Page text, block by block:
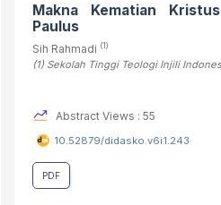
Makna Kematian
Paulus
Sih Rahmadi (1)
(1) Sekolah Tinggi Teologi Injili
Abstract Views : 55
10.52879/didasko.v6i1.243
PDF